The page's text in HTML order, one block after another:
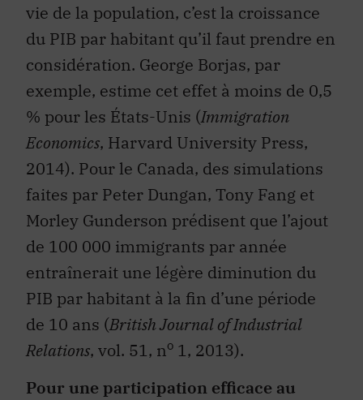
vie de la population, c’est la croissance
du PIB par habitant qu’il faut prendre en
considération. George Borjas, par
exemple, estime cet effet à moins de 0,5
% pour les États-Unis (Immigration
Economics, Harvard University Press,
2014). Pour le Canada, des simulations
faites par Peter Dungan, Tony Fang et
Morley Gunderson prédisent que l’ajout
de 100 000 immigrants par année
entraînerait une légère diminution du
PIB par habitant à la fin d’une période
de 10 ans (British Journal of Industrial
Relations, vol. 51, no 1, 2013).
Pour une participation efficace au